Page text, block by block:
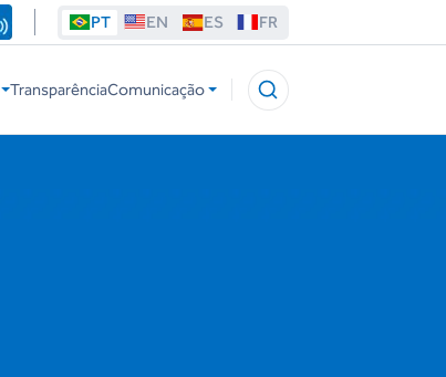
PT EN ES FR
TransparênciaComunicação